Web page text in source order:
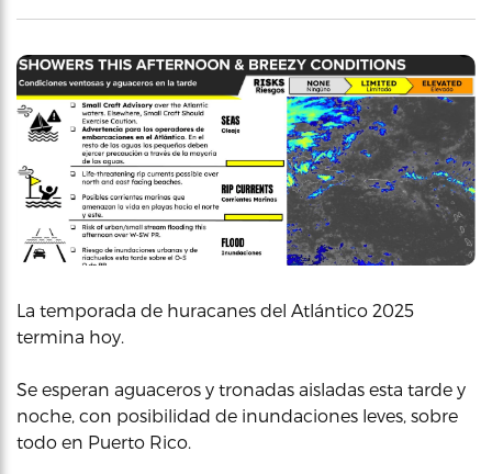
La temporada de huracanes del Atlántico 2025
termina hoy.
Se esperan aguaceros y tronadas aisladas esta tarde y
noche, con posibilidad de inundaciones leves, sobre
todo en Puerto Rico.